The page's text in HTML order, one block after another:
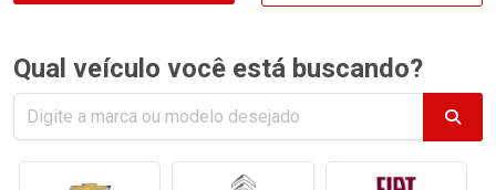
Qual veículo você está buscando?